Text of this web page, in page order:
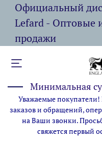
Официальный
Lefard - Оптовые
продажи
Минимальная
Уважаемые
заказов и обращений,
на Ваши звонки.
свяжется первый